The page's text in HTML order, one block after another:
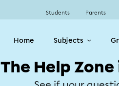
Students Parents
Home Subjects
The Help